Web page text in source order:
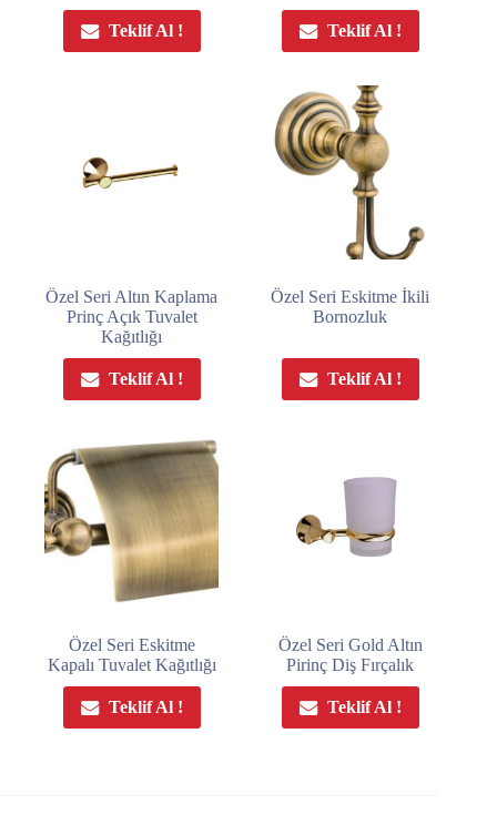
Teklif Al ! Teklif Al !
Özel Seri Altın Kaplama
Prinç Açık Tuvalet
Kağıtlığı
Teklif Al !
Özel Seri Eskitme İkili
Bornozluk
Teklif Al !
Özel Seri Eskitme
Kapalı Tuvalet Kağıtlığı
Teklif Al !
Özel Seri Gold Altın
Pirinç Diş Fırçalık
Teklif Al !